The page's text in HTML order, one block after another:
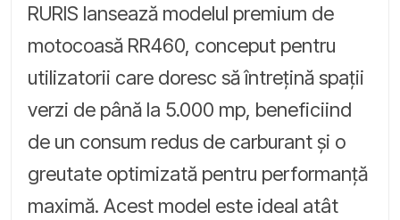
RURIS lansează modelul premium de
motocoasă RR460, conceput pentru
utilizatorii care doresc să întrețină spații
verzi de până la 5.000 mp, beneficiind
de un consum redus de carburant și o
greutate optimizată pentru performanță
maximă. Acest model este ideal atât